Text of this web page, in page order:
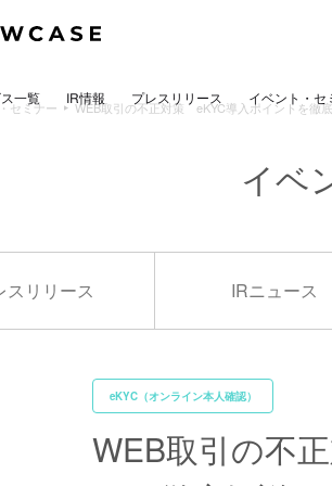
一覧 IR情報 プレスリリース イベント・セ
イベ
セミナー WEB取引の不正対策 eKYC導入ポイントを徹
スリリース IRニュース
eKYC（オンライン本人確認）
WEB取引の不